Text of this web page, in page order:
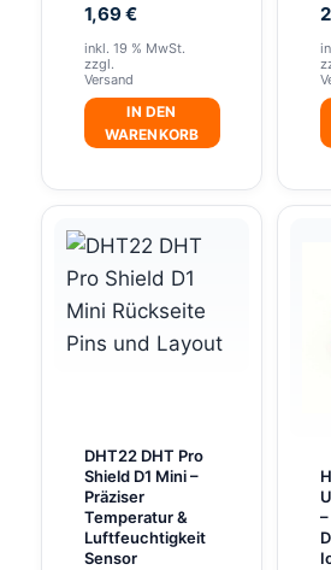
1,69€
inkl. 19 % MwSt.
zzgl.
Versand
IN DEN
WARENKORB
DHT22 DHT Pro
Shield D1 Mini –
Präziser
Temperatur &
Luftfeuchtigkeit
Sensor